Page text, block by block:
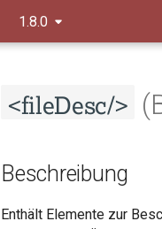
1.8.0
<fileDesc/>
Beschreibung
Enthält Elemente zur